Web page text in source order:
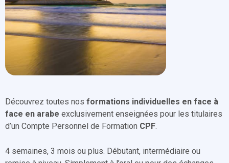
Découvrez toutes nos formations individuelles en face à
face en arabe exclusivement enseignées pour les titulaires
d’un Compte Personnel de Formation CPF.
4 semaines, 3 mois ou plus. Débutant, intermédiaire ou